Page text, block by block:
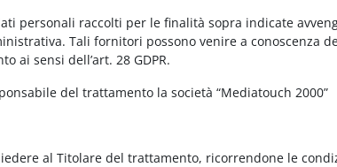
personali raccolti per le finalità sopra indicate
Tali fornitori possono venire a
ai sensi dell’art. 28 GDPR.
del trattamento la società “Mediatouch 2000”
al Titolare del trattamento, ricorrendone le